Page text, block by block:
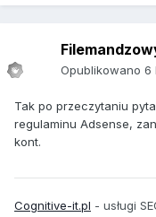
Opublikowano 6
Tak po przeczytaniu
regulaminu Adsense,
kont.
Cognitive-it.pl - usługi